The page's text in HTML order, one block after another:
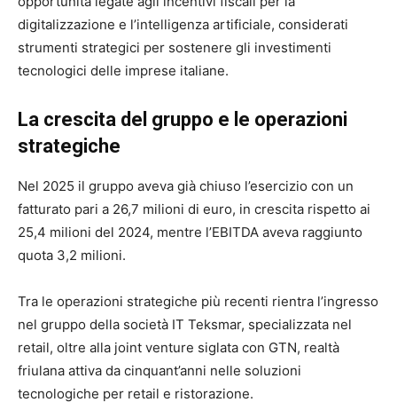
digitalizzazione e l’intelligenza artificiale, considerati
strumenti strategici per sostenere gli investimenti
tecnologici delle imprese italiane.
La crescita del gruppo e le operazioni
strategiche
Nel 2025 il gruppo aveva già chiuso l’esercizio con un
fatturato pari a 26,7 milioni di euro, in crescita rispetto ai
25,4 milioni del 2024, mentre l’EBITDA aveva raggiunto
quota 3,2 milioni.
Tra le operazioni strategiche più recenti rientra l’ingresso
nel gruppo della società IT Teksmar, specializzata nel
retail, oltre alla joint venture siglata con GTN, realtà
friulana attiva da cinquant’anni nelle soluzioni
tecnologiche per retail e ristorazione.